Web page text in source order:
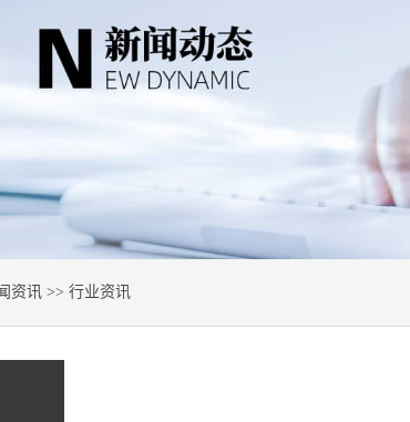
资讯 >> 行业资讯